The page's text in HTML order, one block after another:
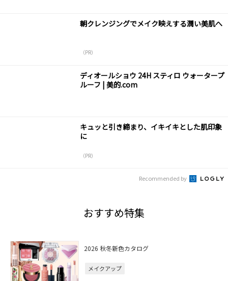
朝クレンジングでメイク映えする潤い美肌へ
（PR）
ディオールショウ 24H スティロ ウォータープ
ルーフ | 美的.com
キュッと引き締まり、イキイキとした肌印象
に
（PR）
Recommended by
おすすめ特集
2026 秋冬新色カタログ
メイクアップ